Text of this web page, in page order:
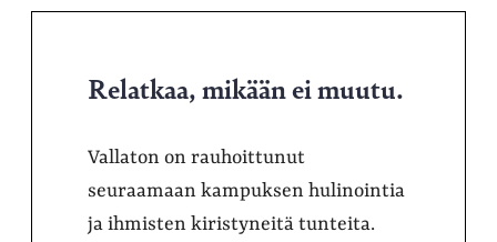
Relatkaa, mikään ei muutu.
Vallaton on rauhoittunut
seuraamaan kampuksen hulinointia
ja ihmisten kiristyneitä tunteita.